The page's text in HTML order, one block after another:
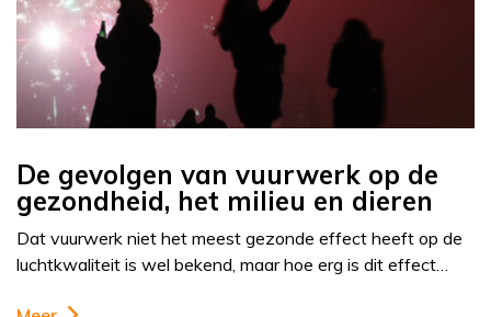
De gevolgen van vuurwerk op de
gezondheid, het milieu en dieren
Dat vuurwerk niet het meest gezonde effect heeft op de
luchtkwaliteit is wel bekend, maar hoe erg is dit effect…